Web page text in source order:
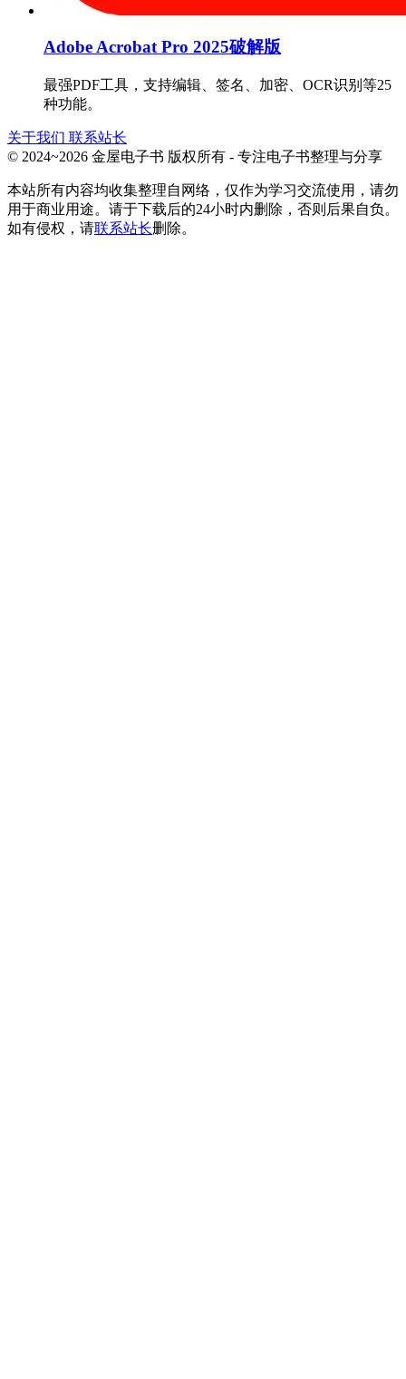
Adobe Acrobat Pro 2025破解版
最强PDF工具，支持编辑、签名、加密、OCR识别等25
种功能。
关于我们 联系站长
© 2024~2026 金屋电子书 版权所有 - 专注电子书整理与分享
本站所有内容均收集整理自网络，仅作为学习交流使用，请勿
用于商业用途。请于下载后的24小时内删除，否则后果自负。
如有侵权，请联系站长删除。